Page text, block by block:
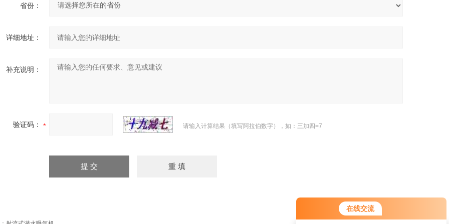
在线交流
您好！欢迎前来咨询，很高兴为您
服务，请问您要咨询什么问题呢？
省份：
详细地址：
补充说明：
验证码： 请输入计算结果（填写阿拉伯数字），如：三加四=7